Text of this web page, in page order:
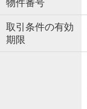
物件番号
取引条件の有効
期限